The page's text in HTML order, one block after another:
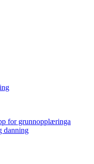
for grunnopplæringa
danning